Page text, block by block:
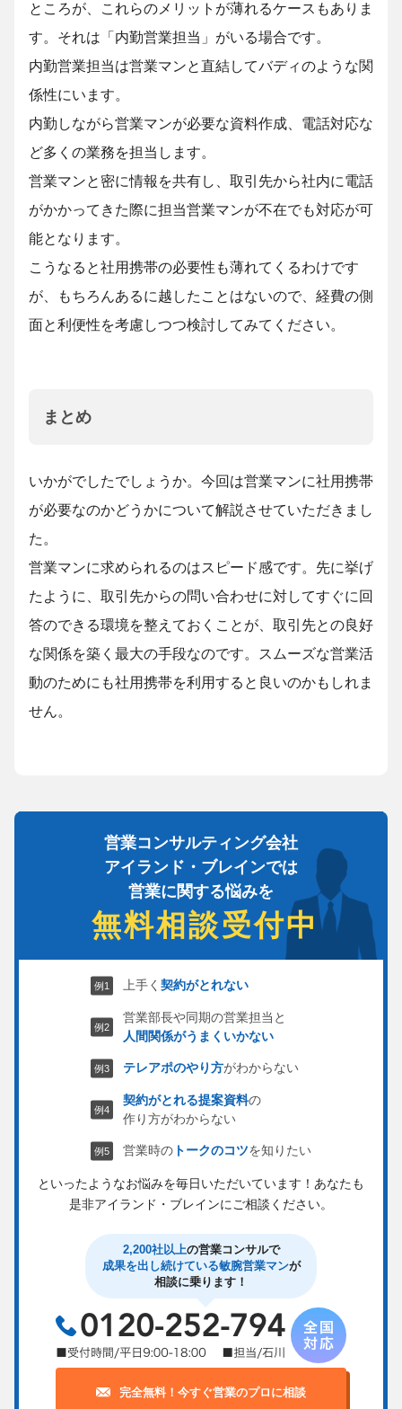
ところが、これらのメリットが薄れるケースもありま
す。それは「内勤営業担当」がいる場合です。
内勤営業担当は営業マンと直結してバディのような関
係性にいます。
内勤しながら営業マンが必要な資料作成、電話対応な
ど多くの業務を担当します。
営業マンと密に情報を共有し、取引先から社内に電話
がかかってきた際に担当営業マンが不在でも対応が可
能となります。
こうなると社用携帯の必要性も薄れてくるわけです
が、もちろんあるに越したことはないので、経費の側
面と利便性を考慮しつつ検討してみてください。
まとめ
いかがでしたでしょうか。今回は営業マンに社用携帯
が必要なのかどうかについて解説させていただきまし
た。
営業マンに求められるのはスピード感です。先に挙げ
たように、取引先からの問い合わせに対してすぐに回
答のできる環境を整えておくことが、取引先との良好
な関係を築く最大の手段なのです。スムーズな営業活
動のためにも社用携帯を利用すると良いのかもしれま
せん。
営業コンサルティング会社
アイランド・ブレインでは
営業に関する悩みを
無料相談受付中
上手く契約がとれない
営業部長や同期の営業担当と
人間関係がうまくいかない
テレアポのやり方がわからない
契約がとれる提案資料の
作り方がわからない
営業時の トークのコツを知りたい
といったようなお悩みを毎日いただいています！ あなたも
是非アイランド・ブレインにご相談ください。
2,200社以上の営業コンサルで
成果を出し続けている敏腕営業マンが
相談に乗ります！
完全無料！今すぐ営業のプロに相談